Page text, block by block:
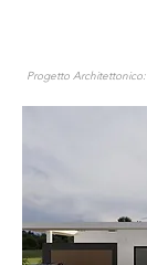
Progetto Architettonico: